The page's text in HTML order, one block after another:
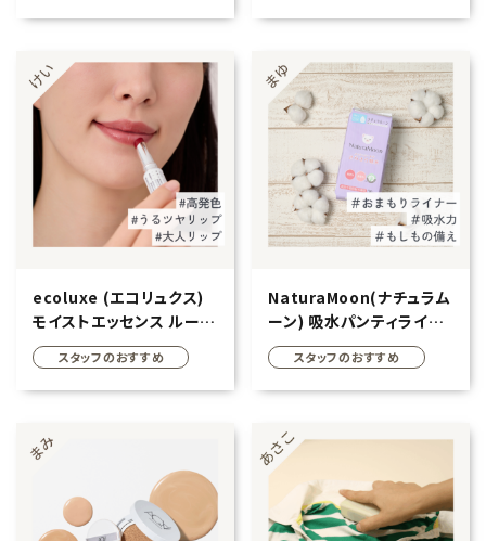
ecoluxe (エコリュクス)
モイストエッセンス ルージ
ュ
スタッフのおすすめ
NaturaMoon(ナチュラム
ーン) 吸水パンティライナ
ー 30個入り 17.5cm
スタッフのおすすめ